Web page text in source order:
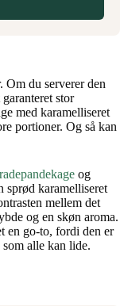
Om du serverer den
stor
med karamelliseret
portioner. Og så kan
og
sprød karamelliseret
mellem det
og en skøn aroma.
en go-to, fordi den er
alle kan lide.